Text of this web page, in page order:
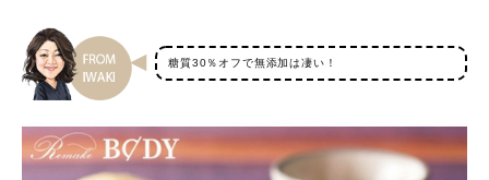
糖質30％オフで無添加は凄い！